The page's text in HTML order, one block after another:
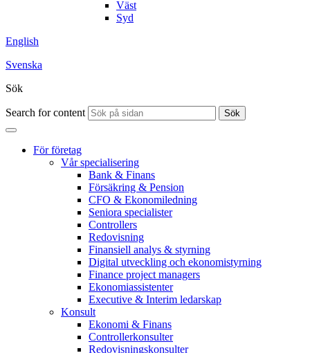
Väst
Syd
English
Svenska
Sök
Search for content Sök
För företag
Vår specialisering
Bank & Finans
Försäkring & Pension
CFO & Ekonomiledning
Seniora specialister
Controllers
Redovisning
Finansiell analys & styrning
Digital utveckling och ekonomistyrning
Finance project managers
Ekonomiassistenter
Executive & Interim ledarskap
Konsult
Ekonomi & Finans
Controllerkonsulter
Redovisningskonsulter